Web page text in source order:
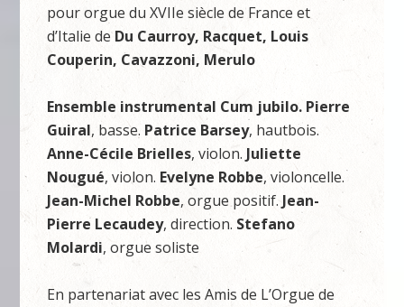
pour orgue du XVIIe siècle de France et
d’Italie de Du Caurroy, Racquet, Louis
Couperin, Cavazzoni, Merulo
Ensemble instrumental Cum jubilo. Pierre
Guiral, basse. Patrice Barsey, hautbois.
Anne-Cécile Brielles, violon. Juliette
Nougué, violon. Evelyne Robbe, violoncelle.
Jean-Michel Robbe, orgue positif. Jean-
Pierre Lecaudey, direction. Stefano
Molardi, orgue soliste
En partenariat avec les Amis de L’Orgue de